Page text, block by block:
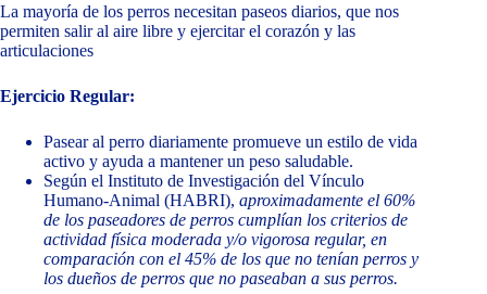
La mayoría de los perros necesitan paseos diarios, que nos
permiten salir al aire libre y ejercitar el corazón y las
articulaciones
Ejercicio Regular:
Pasear al perro diariamente promueve un estilo de vida
activo y ayuda a mantener un peso saludable.
Según el Instituto de Investigación del Vínculo
Humano-Animal (HABRI), aproximadamente el 60%
de los paseadores de perros cumplían los criterios de
actividad física moderada y/o vigorosa regular, en
comparación con el 45% de los que no tenían perros y
los dueños de perros que no paseaban a sus perros.